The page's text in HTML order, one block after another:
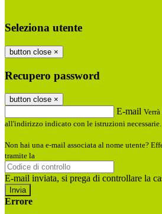
Seleziona utente
button close ×
Recupero password
button close ×
E-mail
all'indirizzo indicato con le istruzioni necessarie.
Non hai una e-mail associata al nome utente?
tramite la
E-mail inviata, si prega di controllare la
Errore